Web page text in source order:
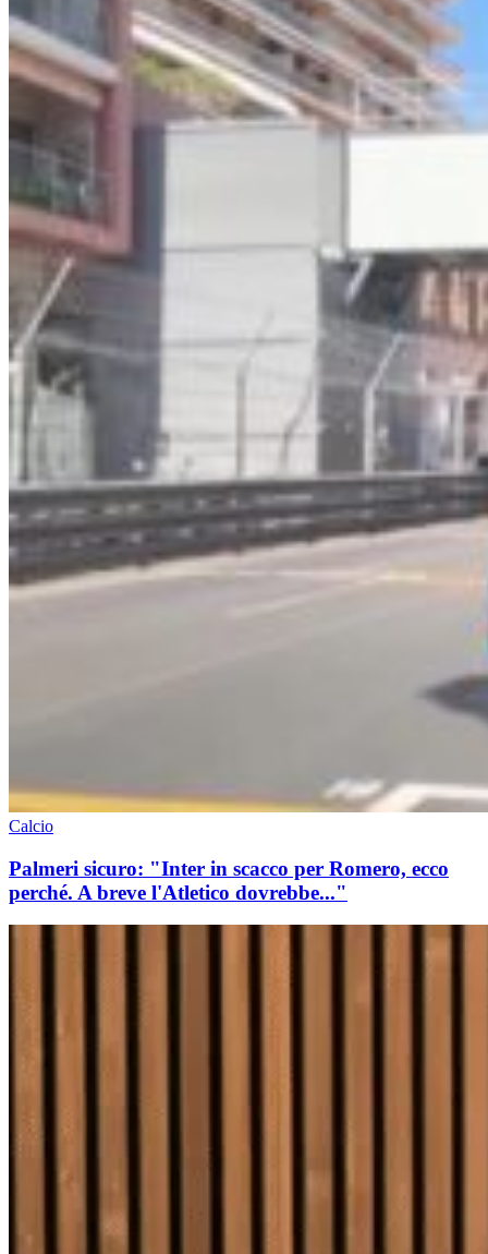
Calcio
Palmeri sicuro: "Inter in scacco per Romero, ecco
perché. A breve l'Atletico dovrebbe..."